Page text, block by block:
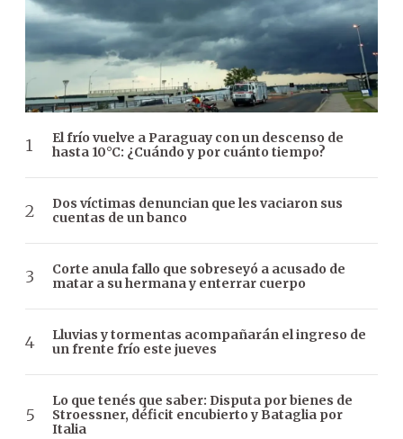
El frío vuelve a Paraguay con un descenso de
hasta 10°C: ¿Cuándo y por cuánto tiempo?
Dos víctimas denuncian que les vaciaron sus
cuentas de un banco
Corte anula fallo que sobreseyó a acusado de
matar a su hermana y enterrar cuerpo
Lluvias y tormentas acompañarán el ingreso de
un frente frío este jueves
Lo que tenés que saber: Disputa por bienes de
Stroessner, déficit encubierto y Bataglia por
Italia